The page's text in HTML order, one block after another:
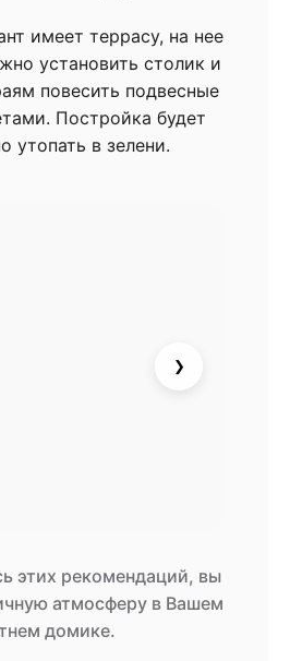
имеет террасу, на нее
установить столик и
повесить подвесные
Постройка будет
утопать в зелени.
❯
этих рекомендаций, вы
атмосферу в Вашем
домике.